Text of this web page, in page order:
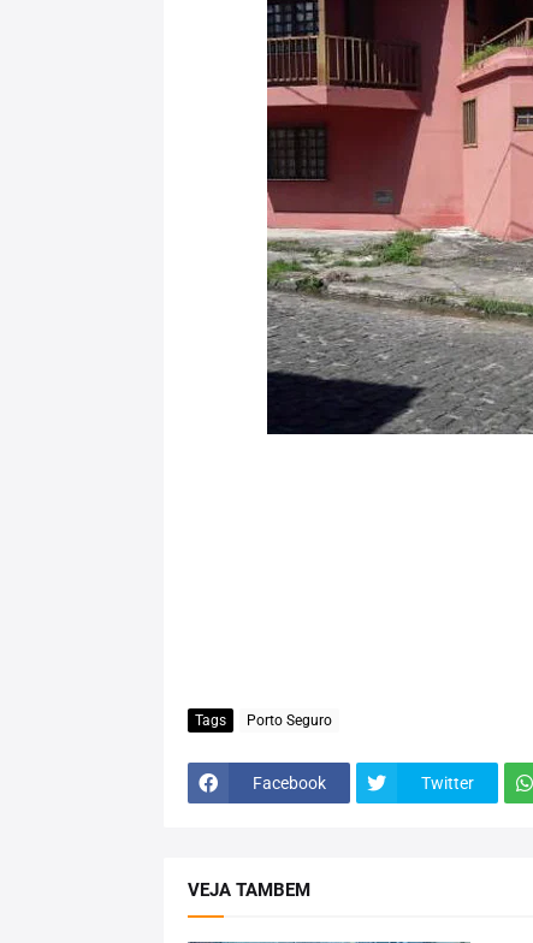
Tags Porto Seguro
Facebook Twitter
VEJA TAMBEM